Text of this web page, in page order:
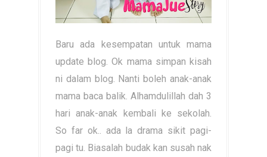
Baru ada kesempatan untuk mama
update blog. Ok mama simpan kisah
ni dalam blog. Nanti boleh anak-anak
mama baca balik. Alhamdulillah dah 3
hari anak-anak kembali ke sekolah.
So far ok.. ada la drama sikit pagi-
pagi tu. Biasalah budak kan susah nak